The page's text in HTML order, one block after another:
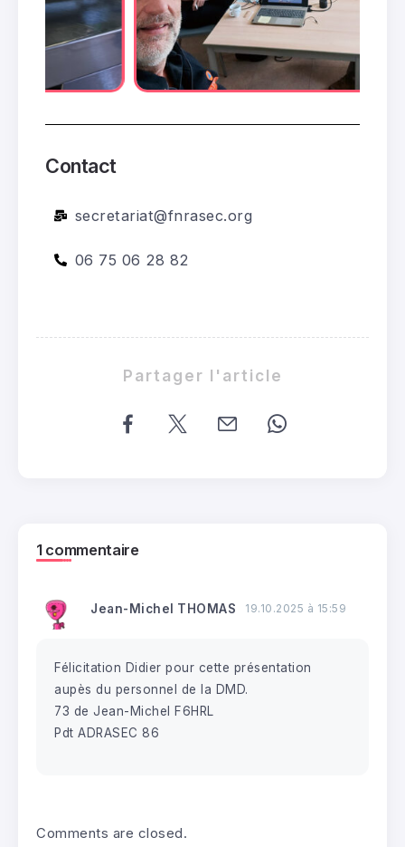
Contact
secretariat@fnrasec.org
06 75 06 28 82
Partager l'article
1 commentaire
Jean-Michel THOMAS 19.10.2025 à 15:59
Félicitation Didier pour cette présentation
aupès du personnel de la DMD.
73 de Jean-Michel F6HRL
Pdt ADRASEC 86
Comments are closed.
06
Août
ADRASEC 50 – A la journée portes ouvertes
du Radio...
056 Vues3 Minutes
06ADRASEC 03 – Radioamateurs : les